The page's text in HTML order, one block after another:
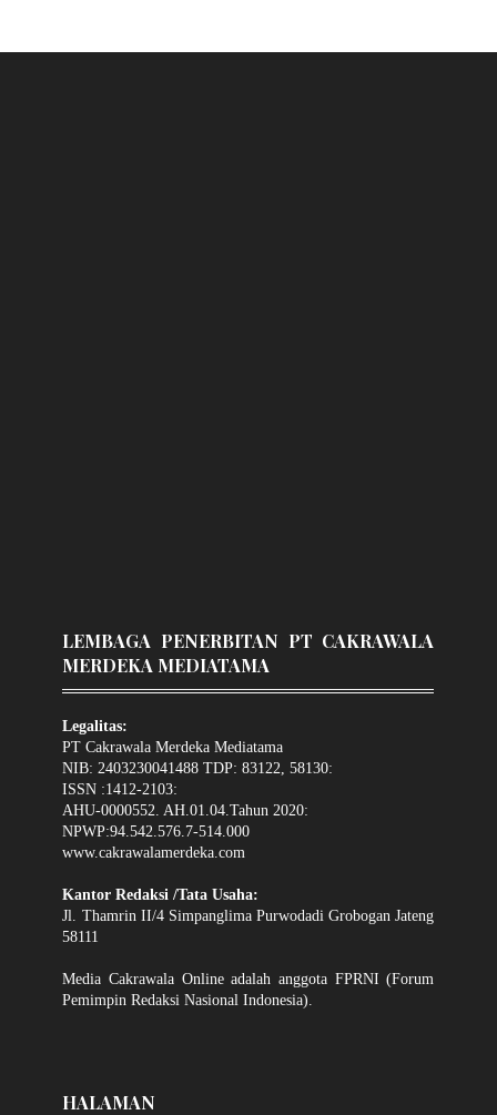
LEMBAGA PENERBITAN PT CAKRAWALA
MERDEKA MEDIATAMA
Legalitas:
PT Cakrawala Merdeka Mediatama
NIB: 2403230041488 TDP: 83122, 58130:
ISSN :1412-2103:
AHU-0000552. AH.01.04.Tahun 2020:
NPWP:94.542.576.7-514.000
www.cakrawalamerdeka.com
Kantor Redaksi /Tata Usaha:
Jl. Thamrin II/4 Simpanglima Purwodadi Grobogan Jateng
58111
Media Cakrawala Online adalah anggota FPRNI (Forum
Pemimpin Redaksi Nasional Indonesia).
HALAMAN